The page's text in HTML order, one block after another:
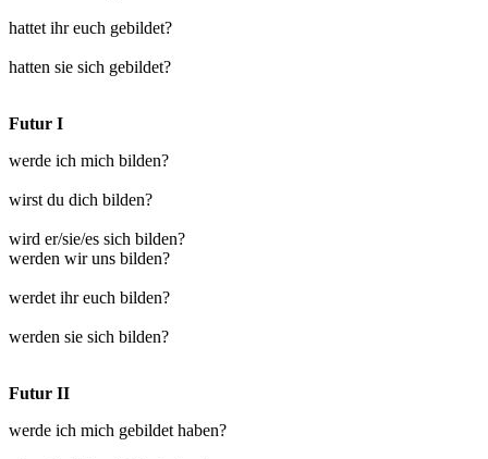
hattet ihr euch gebildet?
hatten sie sich gebildet?
Futur I
werde ich mich bilden?
wirst du dich bilden?
wird er/sie/es sich bilden?
werden wir uns bilden?
werdet ihr euch bilden?
werden sie sich bilden?
Futur II
werde ich mich gebildet haben?